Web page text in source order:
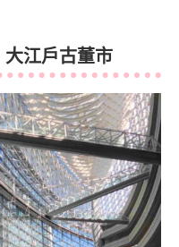
江戶古董市